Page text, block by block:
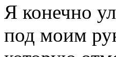
Я конечно
под моим